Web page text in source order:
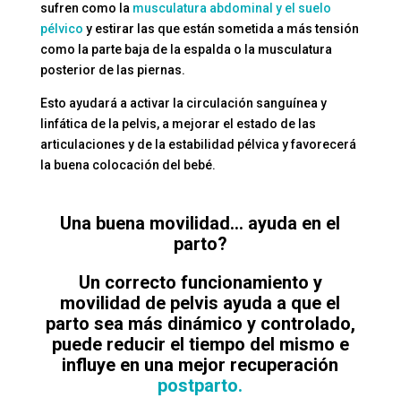
sufren como la musculatura abdominal y el suelo
pélvico y estirar las que están sometida a más tensión
como la parte baja de la espalda o la musculatura
posterior de las piernas.
Esto ayudará a activar la circulación sanguínea y
linfática de la pelvis, a mejorar el estado de las
articulaciones y de la estabilidad pélvica y favorecerá
la buena colocación del bebé.
Una buena movilidad… ayuda en el
parto?
Un correcto funcionamiento y
movilidad de pelvis ayuda a que el
parto sea más dinámico y controlado,
puede reducir el tiempo del mismo e
influye en una mejor recuperación
postparto.